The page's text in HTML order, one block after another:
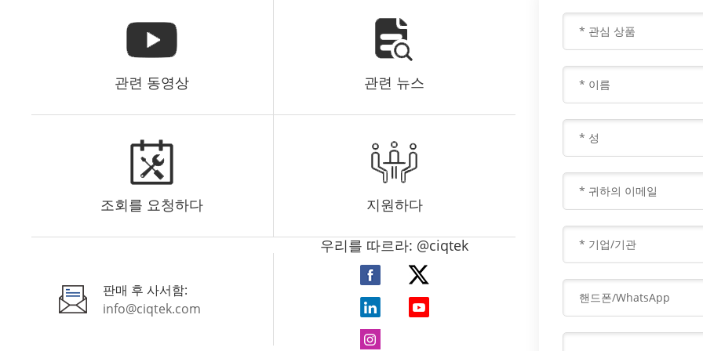
용에 따라 동일하지 않으며 일반적으로 다양한 유형의 전
도성 단계에 따라 전도성 페이스트로 나눌 수 있습니다:
도성 페이스트. 무기 전도성 페이스트는 금속 분말과 비
다. 전도성 단계의 유기 전도성 페이스트는 주로 전도성
고분자 재료로 밀도가 낮고 내식성이 높으며 필름 형성
특성이 우수하고 특정 전도성 범위에서 조정 가능합니다.
복합 시스템 전도성 페이스트는 현재 전도성 페이스트 연
와 유기 전도성 페이스트의 장점을 결합하고 무기 전도성
요 기능상인 전도성 상은 전기 경로를 제공하고 전기적
특성을 달성하기 위해 비표면적, 기공 크기 및 실제 밀도
윤활제로서 스테아린산 마그네슘의 주요 특성은 비표면
적이며, 비표면적이 클수록 극성이 높아져 접착력이 커지
고 혼합 과정에서 입자 표면에 고르게 분포되기가 더 쉬
워집니다. 윤활성이 더 좋습니다. CIQTEK 자체 개발한 정
적 부피 방법별 표면 및 기공 크기 분석기 V-Sorb X800
수 있습니다. 이 장비는 작동하기 쉽고 정확하며 고도로
자동화되어 있습니다. 마그네슘 스테아레이트에 대한
비표면적의 영향 연구에 따르면 윤활유 표면 상태, 입자
크기, 표면적 크기, 결정 구조 등 윤활유의 물리적 특성도
의약품에 상당한 영향을 미칠 수 있는 것으로 나타났습니
다. 분쇄, 건조 및 저장을 통해 스테아린산 마그네슘은 원
래의 물리적 특성을 변경하여 윤활 기능에 영향을 미칠
수 있습니다. 좋은 스테아린산 마그네슘은 낮은 전단 라
멜라 구조를 가지고 있으며[1] 약물의 활성 성분 및 기타
부형제와 적절하게 혼합되어 압축된 분말과 주형 벽 사이
에 윤활을 제공하고 분말과 주형 사이의 접착을 방지할
관련 동영상 관련 뉴스
조회를 요청하다 지원하다
판매 후 사서함:
info@ciqtek.com
우리를 따르라: @ciqtek